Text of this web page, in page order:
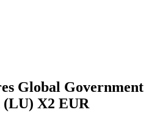
Global Government
(LU) X2 EUR